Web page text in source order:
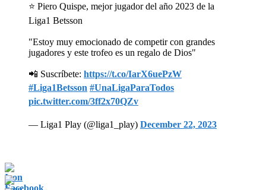
⭐ Piero Quispe, mejor jugador del año 2023 de la
Liga1 Betsson
"Estoy muy emocionado de competir con grandes
jugadores y este trofeo es un regalo de Dios"
📲 Suscríbete: https://t.co/IarX6uePzW
#Liga1Betsson #UnaLigaParaTodos
pic.twitter.com/3ff2x70QZv
— Liga1 Play (@liga1_play) December 22, 2023